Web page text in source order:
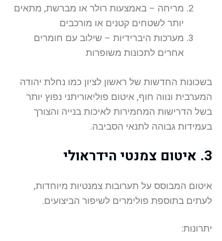
מריחה – באמצעות רולר או מברשת, מתאים
יותר לשטחים קטנים או מורכבים
מערכות היברידיות – שילוב עם חומרים
אחרים לתכונות משופרות
בשכונות החדשות של ראשון לציון כמו נחלת יהודה
המערבית ונווה חוף, איטום פוליאוריתני נפוץ יותר
בשל הדרישות המחמירות לאיכות בנייה והצורך
בעמידות גבוהה לתנאי הסביבה.
3. איטום צמנטי הידראולי
איטום המבוסס על תערובות צמנטיות מיוחדות,
לעתים בתוספת פולימרים לשיפור הביצועים.
יתרונות: